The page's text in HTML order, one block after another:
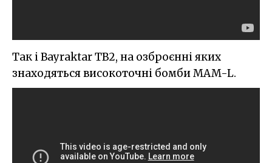
Так і Bayraktar TB2, на озброєнні яких
знаходяться високоточні бомби MAM-L.